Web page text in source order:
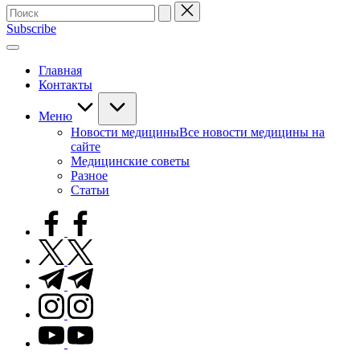
Поиск
для:
Subscribe
Главная
Контакты
Меню
Новости медициныВсе новости медицины на
сайте
Медицинские советы
Разное
Статьи
facebook.com
twitter.com
t.me
instagram.com
youtube.com